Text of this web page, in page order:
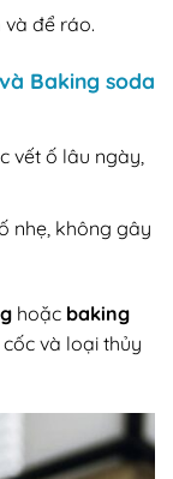
để ráo.
Baking soda
vết ố lâu ngày,
nhẹ, không gây
hoặc baking
và loại thủy